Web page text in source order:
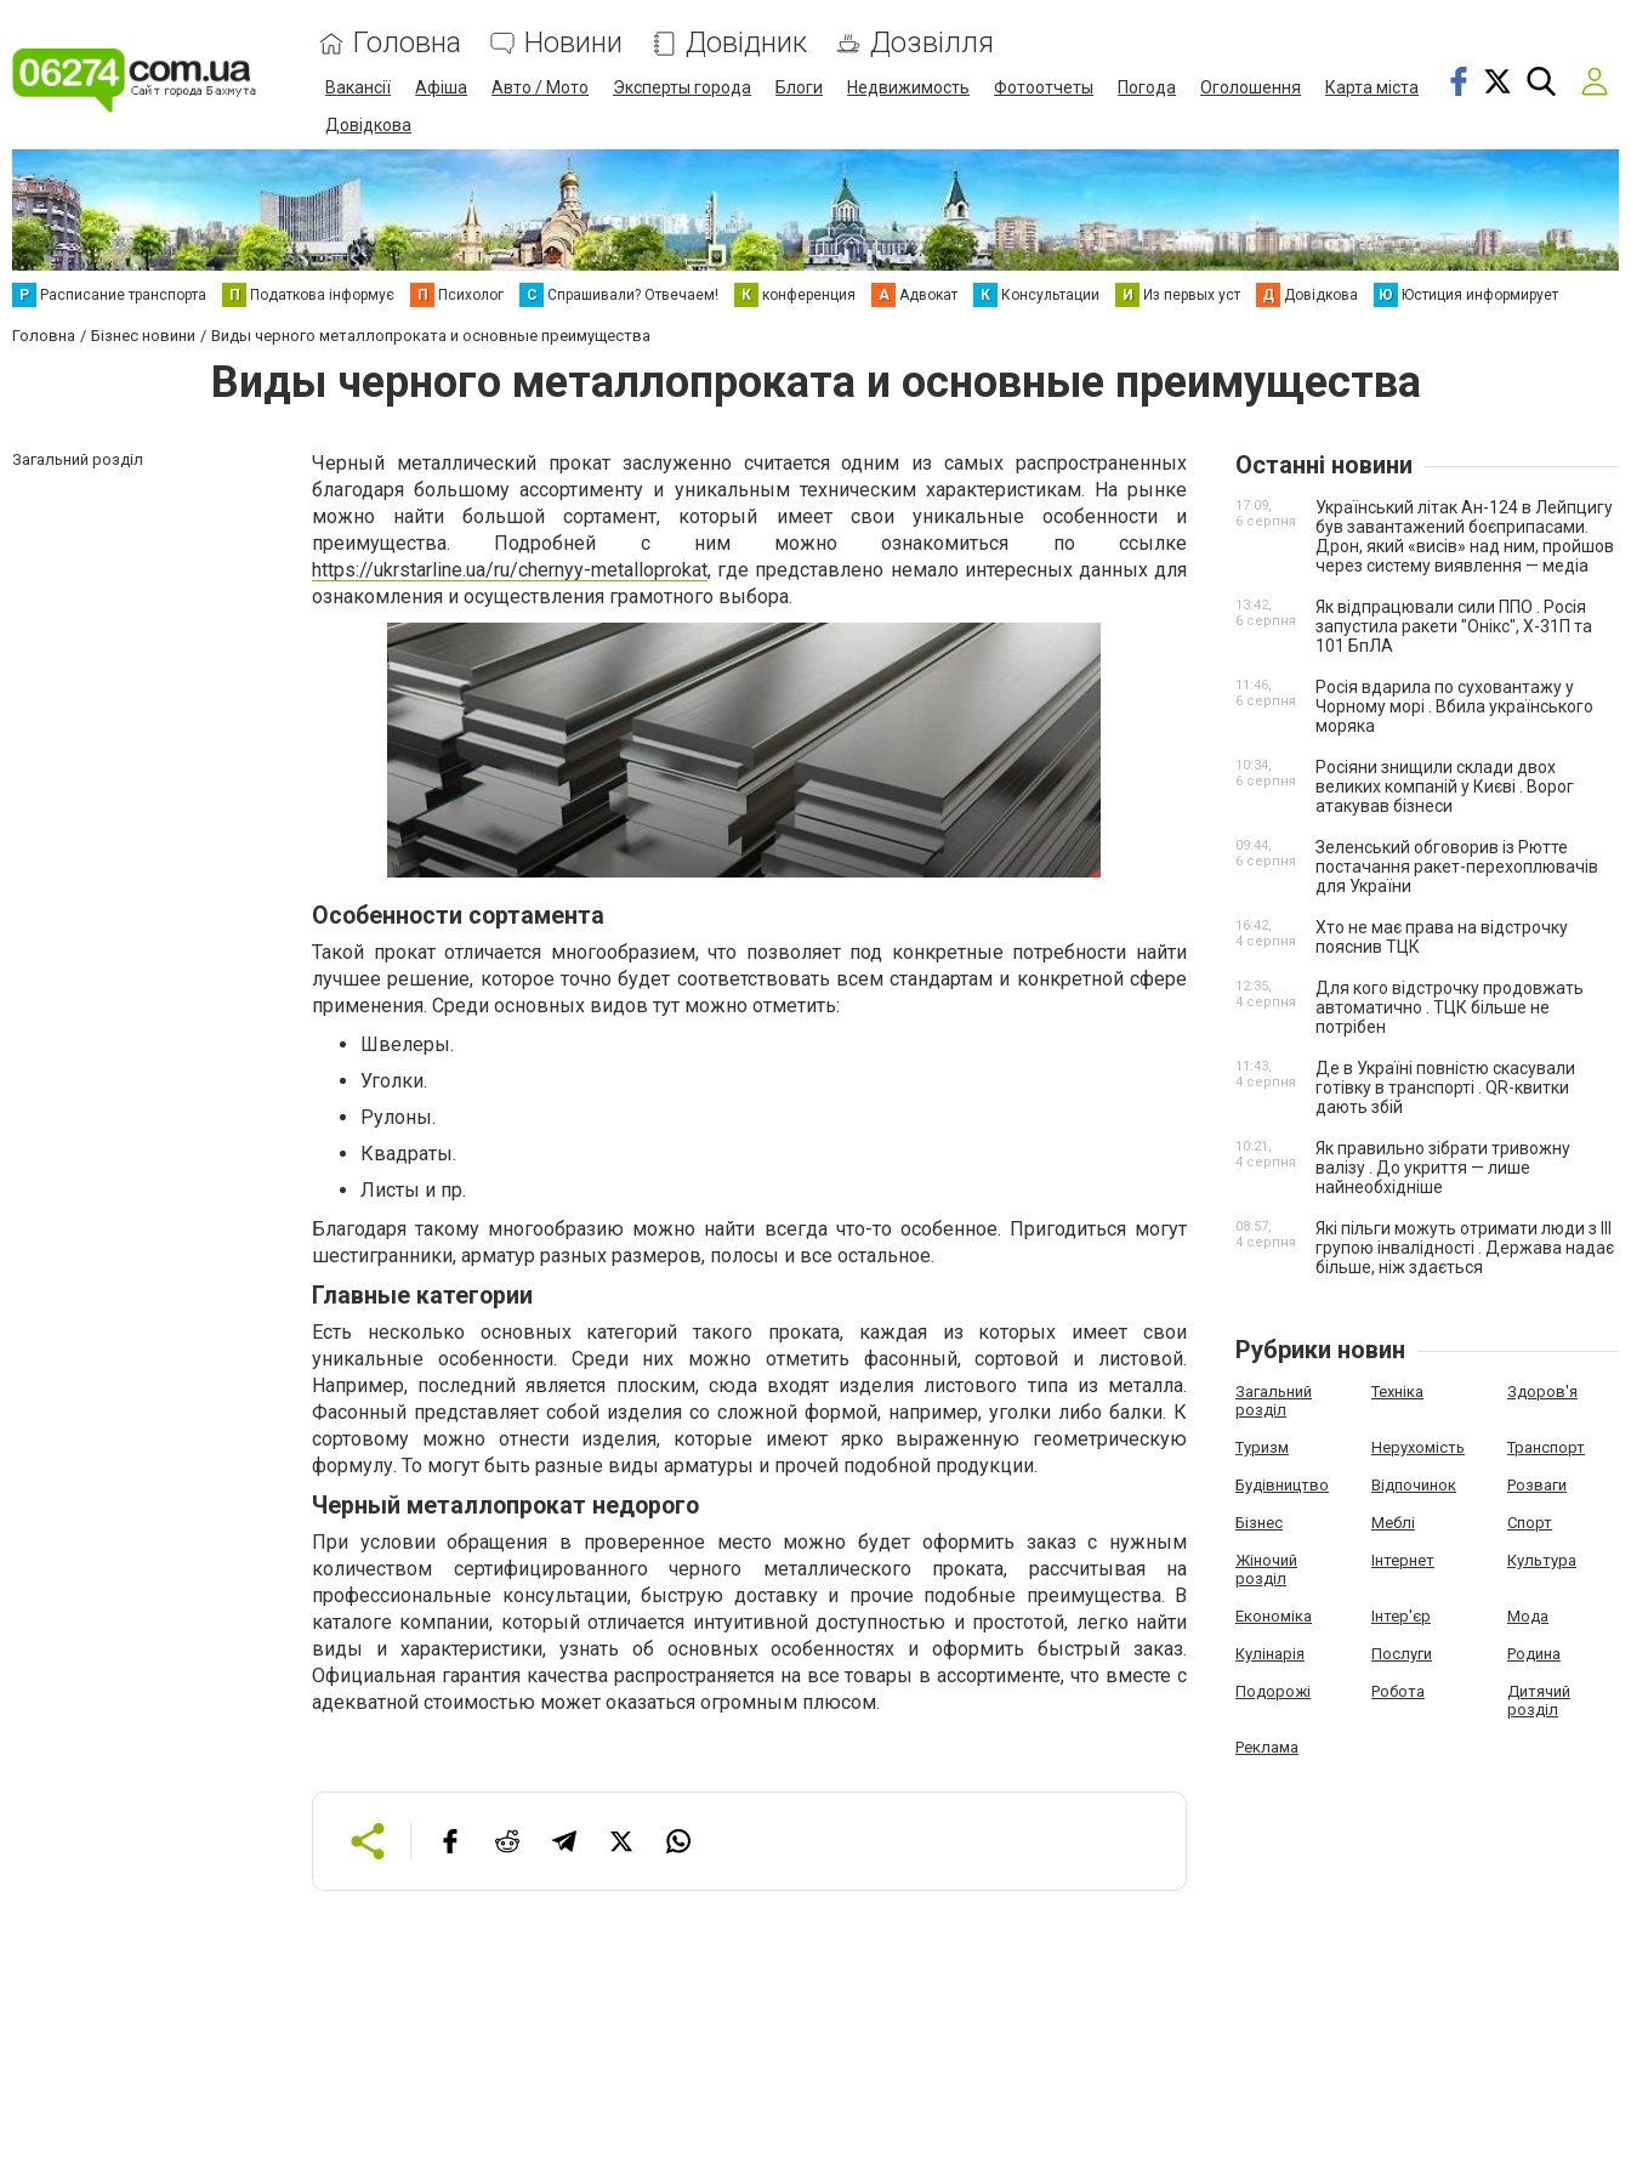
Головна Новини Довідник Дозвілля
Вакансії Афіша Авто / Мото Эксперты города Блоги Недвижимость Фотоотчеты Погода Оголошення
Карта міста
Довідкова
Р Расписание транспорта П Податкова інформує П Психолог С Спрашивали? Отвечаем! К конференция А Адвокат К Консультации И Из первых уст Д Довідкова Ю Юстиция информирует
Головна Бізнес новини Виды черного металлопроката и основные преимущества
Виды черного металлопроката и основные преимущества
Загальний розділ
Черный металлический прокат заслуженно считается одним из самых распространенных
благодаря большому ассортименту и уникальным техническим характеристикам. На рынке
можно найти большой сортамент, который имеет свои уникальные особенности и
преимущества. Подробней с ним можно ознакомиться по ссылке
https://ukrstarline.ua/ru/chernyy-metalloprokat, где представлено немало интересных данных для
ознакомления и осуществления грамотного выбора.
Особенности сортамента
Такой прокат отличается многообразием, что позволяет под конкретные потребности найти
лучшее решение, которое точно будет соответствовать всем стандартам и конкретной сфере
применения. Среди основных видов тут можно отметить:
Швелеры.
Уголки.
Рулоны.
Квадраты.
Листы и пр.
Благодаря такому многообразию можно найти всегда что-то особенное. Пригодиться могут
шестигранники, арматур разных размеров, полосы и все остальное.
Главные категории
Есть несколько основных категорий такого проката, каждая из которых имеет свои
уникальные особенности. Среди них можно отметить фасонный, сортовой и листовой.
Например, последний является плоским, сюда входят изделия листового типа из металла.
Фасонный представляет собой изделия со сложной формой, например, уголки либо балки. К
сортовому можно отнести изделия, которые имеют ярко выраженную геометрическую
формулу. То могут быть разные виды арматуры и прочей подобной продукции.
Черный металлопрокат недорого
При условии обращения в проверенное место можно будет оформить заказ с нужным
количеством сертифицированного черного металлического проката, рассчитывая на
профессиональные консультации, быструю доставку и прочие подобные преимущества. В
каталоге компании, который отличается интуитивной доступностью и простотой, легко найти
виды и характеристики, узнать об основных особенностях и оформить быстрый заказ.
Официальная гарантия качества распространяется на все товары в ассортименте, что вместе с
адекватной стоимостью может оказаться огромным плюсом.
Останні новини
Український літак Ан-124 в Лейпцигу
був завантажений боєприпасами.
Дрон, який «висів» над ним, пройшов
через систему виявлення — медіа
17:09,
6 серпня
Як відпрацювали сили ППО . Росія
запустила ракети "Онікс", Х-31П та
101 БпЛА
13:42,
6 серпня
Росія вдарила по суховантажу у
Чорному морі . Вбила українського
моряка
11:46,
6 серпня
Росіяни знищили склади двох
великих компаній у Києві . Ворог
атакував бізнеси
10:34,
6 серпня
Зеленський обговорив із Рютте
постачання ракет-перехоплювачів
для України
09:44,
6 серпня
Хто не має права на відстрочку
пояснив ТЦК
16:42,
4 серпня
Для кого відстрочку продовжать
автоматично . ТЦК більше не
потрібен
12:35,
4 серпня
Де в Україні повністю скасували
готівку в транспорті . QR-квитки
дають збій
11:43,
4 серпня
Як правильно зібрати тривожну
валізу . До укриття — лише
найнеобхідніше
10:21,
4 серпня
Які пільги можуть отримати люди з III
групою інвалідності . Держава надає
більше, ніж здається
08:57,
4 серпня
Рубрики новин
Загальний
розділ
Техніка Здоров'я
Туризм Нерухомість Транспорт
Будівництво Відпочинок Розваги
Бізнес Меблі Спорт
Жіночий
розділ
Інтернет Культура
Економіка Інтер'єр Мода
Кулінарія Послуги Родина
Подорожі Робота
Дитячий
розділ
Реклама